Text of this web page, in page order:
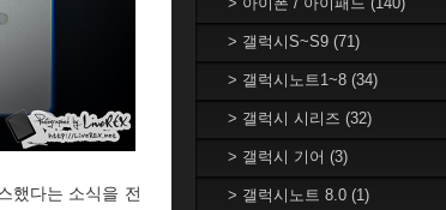
했다는 소식을 전
> 갤럭시S~S9 (71)
> 갤럭시노트1~8 (34)
> 갤럭시 시리즈 (32)
> 갤럭시 기어 (3)
> 갤럭시노트 8.0 (1)